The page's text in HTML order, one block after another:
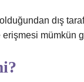
dış
erişmesi mümkün